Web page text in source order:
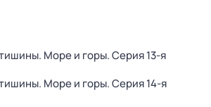
Море и горы. Серия 13-я
Море и горы. Серия 14-я